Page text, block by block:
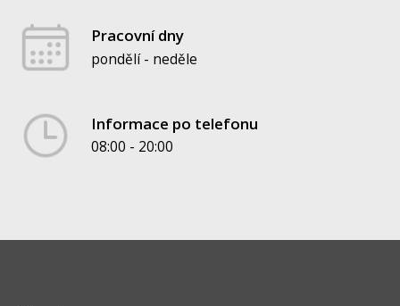
Pracovní dny
pondělí - neděle
Informace po telefonu
08:00 - 20:00